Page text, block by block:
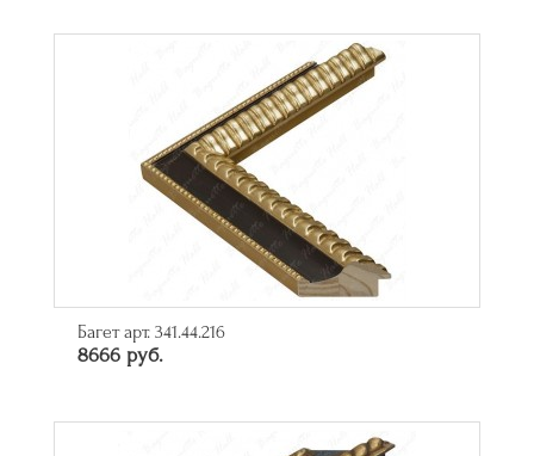
Багет арт. 341.44.216
8666 руб.